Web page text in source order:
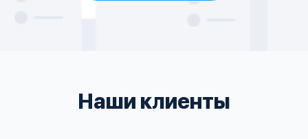
Наши клиенты